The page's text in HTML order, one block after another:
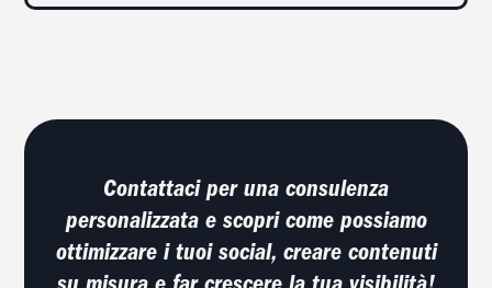
Contattaci per una consulenza
personalizzata e scopri come possiamo
ottimizzare i tuoi social, creare contenuti